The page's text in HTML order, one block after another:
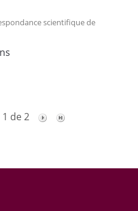
scientifique de
1 de 2